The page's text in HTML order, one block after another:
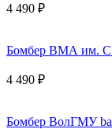
4 490 ₽
Бомбер ВМА им.
4 490 ₽
Бомбер ВолГМУ